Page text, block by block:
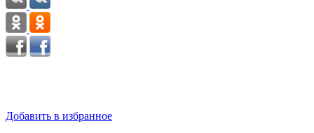
Добавить в избранное